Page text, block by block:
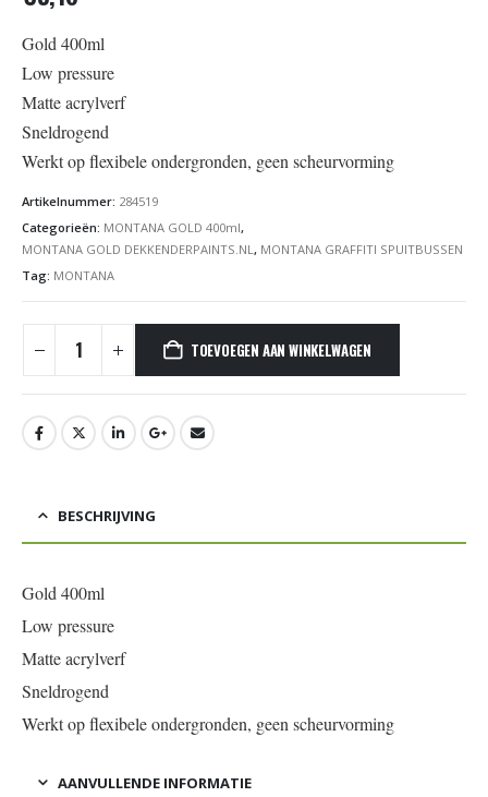
Gold 400ml
Low pressure
Matte acrylverf
Sneldrogend
Werkt op flexibele ondergronden, geen scheurvorming
Artikelnummer: 284519
Categorieën: MONTANA GOLD 400ml,
MONTANA GOLD DEKKENDERPAINTS.NL , MONTANA GRAFFITI SPUITBUSSEN
Tag: MONTANA
TOEVOEGEN AAN WINKELWAGEN
BESCHRIJVING
Gold 400ml
Low pressure
Matte acrylverf
Sneldrogend
Werkt op flexibele ondergronden, geen scheurvorming
AANVULLENDE INFORMATIE